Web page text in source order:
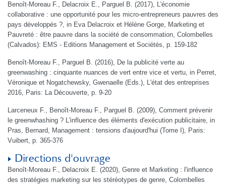
Benoît-Moreau F., Delacroix E., Parguel B. (2017), L'économie
collaborative : une opportunité pour les micro-entrepreneurs pauvres des
pays développés ?, in Eva Delacroix et Hélène Gorge, Marketing et
Pauvreté : être pauvre dans la société de consommation, Colombelles
(Calvados): EMS - Editions Management et Sociétés, p. 159-182
Benoît-Moreau F., Parguel B. (2016), De la publicité verte au
greenwashing : cinquante nuances de vert entre vice et vertu, in Perret,
Véronique et Nogatchewsky, Gwenaelle (Eds.), L'état des entreprises
2016, Paris: La Découverte, p. 9-20
Larceneux F., Benoît-Moreau F., Parguel B. (2009), Comment prévenir
le greenwhashing ? L'influence des éléments d'exécution publicitaire, in
Pras, Bernard, Management : tensions d'aujourd'hui (Tome I), Paris:
Vuibert, p. 365-376
Directions d'ouvrage
Benoît-Moreau F., Delacroix E. (2020), Genre et Marketing : l'influence
des stratégies marketing sur les stéréotypes de genre, Colombelles